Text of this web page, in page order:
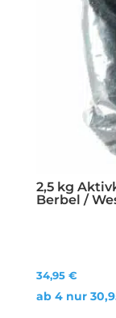
2,5 kg
Berbel /
34,95€
ab 4 nur